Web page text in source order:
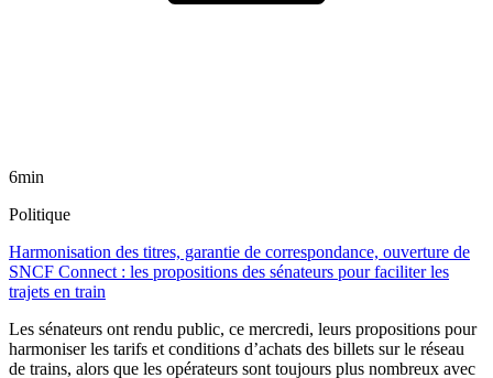
6min
Politique
Harmonisation des titres, garantie de correspondance, ouverture de
SNCF Connect : les propositions des sénateurs pour faciliter les
trajets en train
Les sénateurs ont rendu public, ce mercredi, leurs propositions pour
harmoniser les tarifs et conditions d’achats des billets sur le réseau
de trains, alors que les opérateurs sont toujours plus nombreux avec